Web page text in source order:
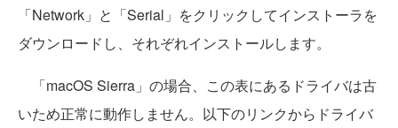
「Network」と「Serial」をクリックしてインストーラを
ダウンロードし、それぞれインストールします。
「macOS Sierra」の場合、この表にあるドライバは古
いため正常に動作しません。以下のリンクからドライバ